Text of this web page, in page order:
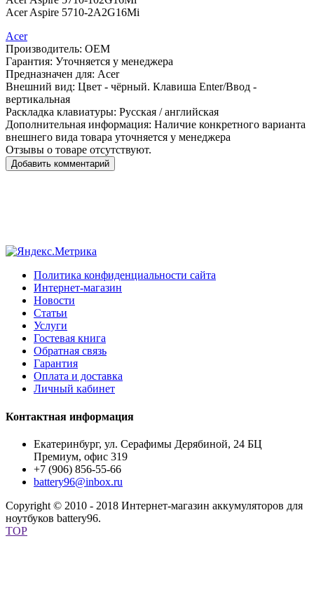
Acer Aspire 5710-2A2G16Mi
Acer
Производитель: OEM
Гарантия: Уточняется у менеджера
Предназначен для: Acer
Внешний вид: Цвет - чёрный. Клавиша Enter/Ввод -
вертикальная
Раскладка клавиатуры: Русская / английская
Дополнительная информация: Наличие конкретного варианта
внешнего вида товара уточняется у менеджера
Отзывы о товаре отсутствуют.
Добавить комментарий
Политика конфиденциальности сайта
Интернет-магазин
Новости
Статьи
Услуги
Гостевая книга
Обратная связь
Гарантия
Оплата и доставка
Личный кабинет
Контактная информация
Екатеринбург, ул. Серафимы Дерябиной, 24 БЦ
Премиум, офис 319
+7 (906) 856-55-66
battery96@inbox.ru
Copyright © 2010 - 2018 Интернет-магазин аккумуляторов для
ноутбуков battery96.
TOP